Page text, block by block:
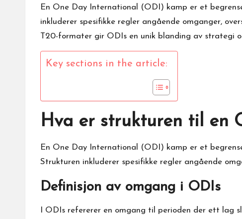
En One Day International (ODI) kamp er et
inkluderer spesifikke regler angående omganger,
T20-formater gir ODIs en unik blanding av strategi
Key sections in the article:
Hva er strukturen til en
En One Day International
(ODI) kamp er et
Strukturen inkluderer spesifikke regler angående
Definisjon av omgang i ODIs
I ODIs refererer en omgang til perioden der ett lag